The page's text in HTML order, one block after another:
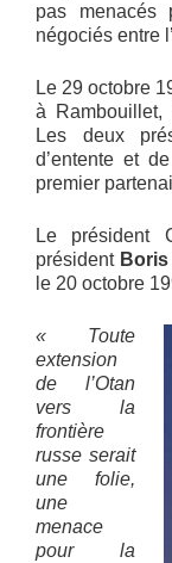
pas menacés
négociés entre
Le 29 octobre
à Rambouillet,
Les deux
d’entente et
premier
Le président
président
le 20 octobre
« Toute
extension
de l’Otan
vers la
frontière
russe serait
une folie,
une
menace
pour la